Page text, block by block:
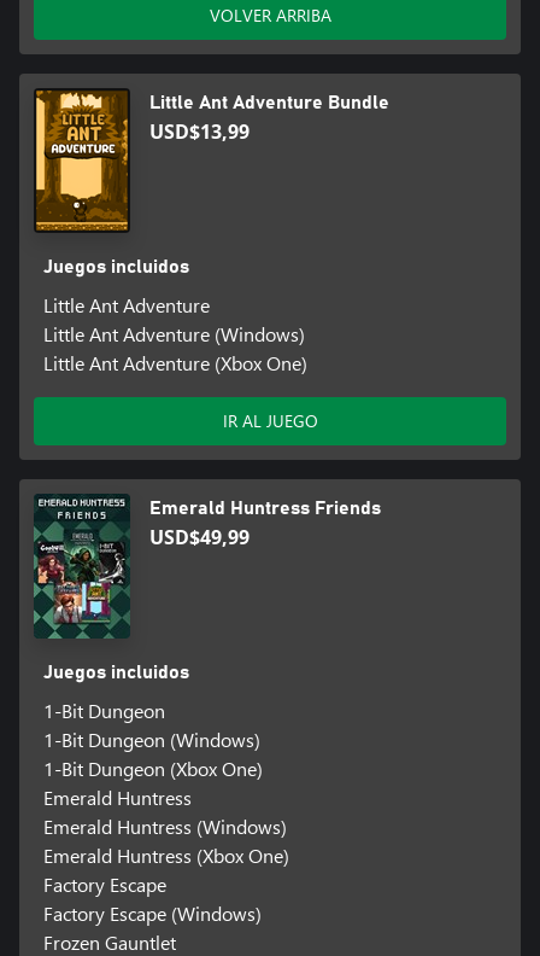
VOLVER ARRIBA
Little Ant Adventure Bundle
USD$13,99
Juegos incluidos
Little Ant Adventure
Little Ant Adventure (Windows)
Little Ant Adventure (Xbox One)
IR AL JUEGO
Emerald Huntress Friends
USD$49,99
Juegos incluidos
1-Bit Dungeon
1-Bit Dungeon (Windows)
1-Bit Dungeon (Xbox One)
Emerald Huntress
Emerald Huntress (Windows)
Emerald Huntress (Xbox One)
Factory Escape
Factory Escape (Windows)
Frozen Gauntlet